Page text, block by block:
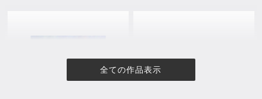
全ての作品表示